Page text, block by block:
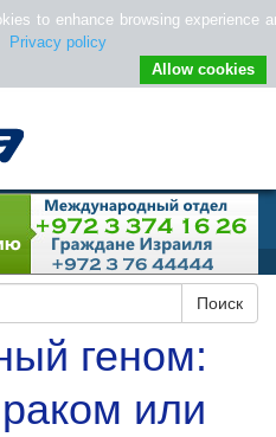
геном:
или
to enhance browsing experience
Privacy policy
Allow cookies